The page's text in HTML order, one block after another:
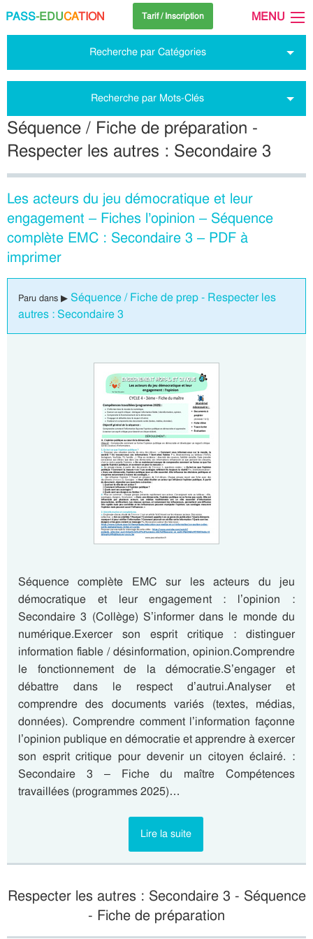
PASS-EDUCATION Tarif / Inscription MENU
Recherche par Catégories
Recherche par Mots-Clés
Séquence / Fiche de préparation -
Respecter les autres : Secondaire 3
Les acteurs du jeu démocratique et leur
engagement – Fiches l’opinion – Séquence
complète EMC : Secondaire 3 – PDF à
imprimer
Paru dans ▶ Séquence / Fiche de prep - Respecter les
autres : Secondaire 3
Séquence complète EMC sur les acteurs du jeu
démocratique et leur engagement : l’opinion :
Secondaire 3 (Collège) S’informer dans le monde du
numérique.Exercer son esprit critique : distinguer
information fiable / désinformation, opinion.Comprendre
le fonctionnement de la démocratie.S’engager et
débattre dans le respect d’autrui.Analyser et
comprendre des documents variés (textes, médias,
données). Comprendre comment l’information façonne
l’opinion publique en démocratie et apprendre à exercer
son esprit critique pour devenir un citoyen éclairé. :
Secondaire 3 – Fiche du maître Compétences
travaillées (programmes 2025)…
Lire la suite
Respecter les autres : Secondaire 3 - Séquence
- Fiche de préparation